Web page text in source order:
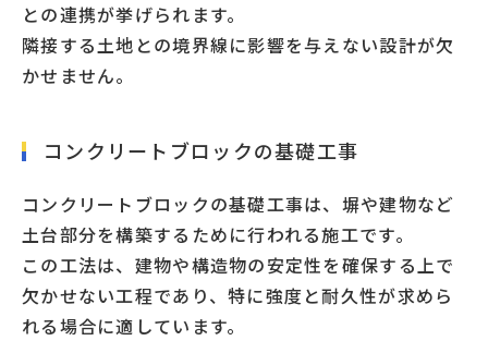
との連携が挙げられます。
隣接する土地との境界線に影響を与えない設計が欠
かせません。
コンクリートブロックの基礎工事
コンクリートブロックの基礎工事は、塀や建物など
土台部分を構築するために行われる施工です。
この工法は、建物や構造物の安定性を確保する上で
欠かせない工程であり、特に強度と耐久性が求めら
れる場合に適しています。